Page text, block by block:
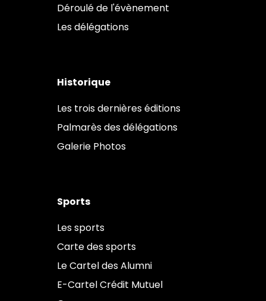
Déroulé de l'évènement
Les délégations
Historique
Les trois dernières éditions
Palmarès des délégations
Galerie Photos
Sports
Les sports
Carte des sports
Le Cartel des Alumni
E-Cartel Crédit Mutuel